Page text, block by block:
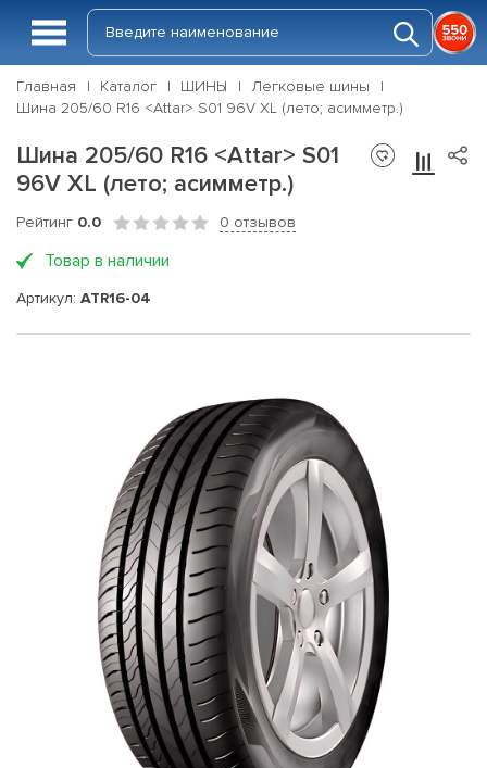
Главная Каталог ШИНЫ
Легковые шины
Шина 205/60 R16 <Attar> S01 96V XL (лето; асимметр.)
Шина 205/60 R16 <Attar> S01
96V XL (лето; асимметр.)
Рейтинг 0.0 0 отзывов
Товар в наличии
Артикул: ATR16-04